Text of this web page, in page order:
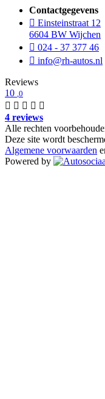
Contactgegevens
Einsteinstraat 12
6604 BW Wijchen
024 - 37 377 46
info@rh-autos.nl
Reviews
10 ,0
4 reviews
Alle rechten
Deze site wordt
Algemene voorwaarden
Powered by